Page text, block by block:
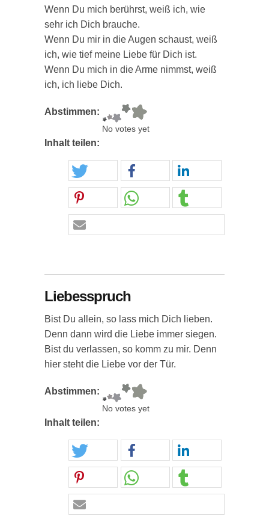
Wenn Du mich berührst, weiß ich, wie
sehr ich Dich brauche.
Wenn Du mir in die Augen schaust, weiß
ich, wie tief meine Liebe für Dich ist.
Wenn Du mich in die Arme nimmst, weiß
ich, ich liebe Dich.
Abstimmen:
No votes yet
Inhalt teilen:
Liebesspruch
Bist Du allein, so lass mich Dich lieben.
Denn dann wird die Liebe immer siegen.
Bist du verlassen, so komm zu mir. Denn
hier steht die Liebe vor der Tür.
Abstimmen:
No votes yet
Inhalt teilen: